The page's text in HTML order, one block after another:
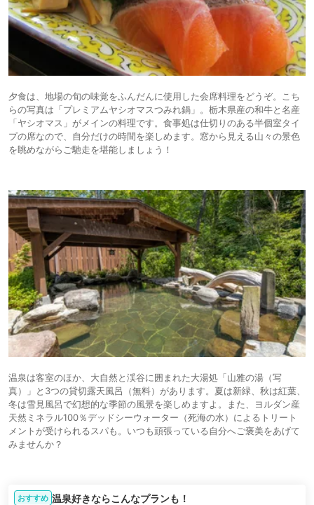
夕食は、地場の旬の味覚をふんだんに使用した会席料理をどうぞ。こち
らの写真は「プレミアムヤシオマスつみれ鍋」。栃木県産の和牛と名産
「ヤシオマス」がメインの料理です。食事処は仕切りのある半個室タイ
プの席なので、自分だけの時間を楽しめます。窓から見える山々の景色
を眺めながらご馳走を堪能しましょう！
温泉は客室のほか、大自然と渓谷に囲まれた大湯処「山雅の湯（写
真）」と3つの貸切露天風呂（無料）があります。夏は新緑、秋は紅葉、
冬は雪見風呂で幻想的な季節の風景を楽しめますよ。また、ヨルダン産
天然ミネラル100％デッドシーウォーター（死海の水）によるトリート
メントが受けられるスパも。いつも頑張っている自分へご褒美をあげて
みませんか？
おすすめ 温泉好きならこんなプランも！